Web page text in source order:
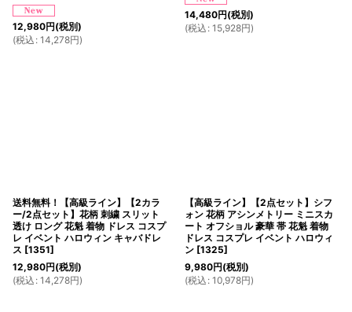
12,980円(税別)
(税込 : 14,278円)
14,480円(税別)
(税込 : 15,928円)
送料無料！【高級ライン】【2カラ
ー/2点セット】花柄 刺繍 スリット
透け ロング 花魁 着物 ドレス コスプ
レ イベント ハロウィン キャバドレ
ス [1351]
12,980円(税別)
(税込 : 14,278円)
【高級ライン】【2点セット】シフ
ォン 花柄 アシンメトリー ミニスカ
ート オフショル 豪華 帯 花魁 着物
ドレス コスプレ イベント ハロウィ
ン [1325]
9,980円(税別)
(税込 : 10,978円)